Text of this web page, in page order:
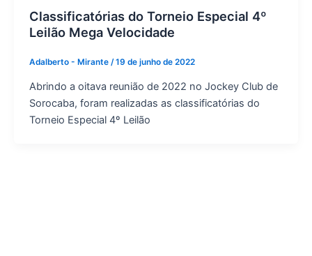
Classificatórias do Torneio Especial 4º
Leilão Mega Velocidade
Adalberto - Mirante /19 de junho de 2022
Abrindo a oitava reunião de 2022 no Jockey Club de
Sorocaba, foram realizadas as classificatórias do
Torneio Especial 4º Leilão